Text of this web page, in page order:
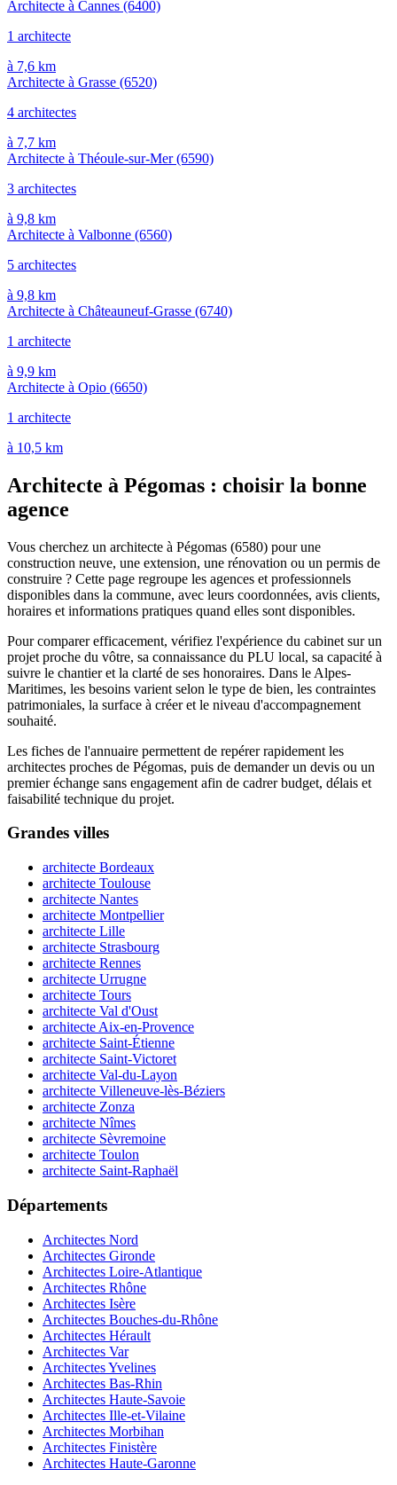
Architecte à Cannes (6400)
1 architecte
à 7,6 km
Architecte à Grasse (6520)
4 architectes
à 7,7 km
Architecte à Théoule-sur-Mer(6590)
3 architectes
à 9,8 km
Architecte à Valbonne (6560)
5 architectes
à 9,8 km
Architecte à Châteauneuf-Grasse (6740)
1 architecte
à 9,9 km
Architecte à Opio (6650)
1 architecte
à 10,5 km
Architecte à Pégomas : choisir la bonne
agence
Vous cherchez un architecte à Pégomas (6580) pour une
construction neuve, une extension, une rénovation ou un permis de
construire ? Cette page regroupe les agences et professionnels
disponibles dans la commune, avec leurs coordonnées, avis clients,
horaires et informations pratiques quand elles sont disponibles.
Pour comparer efficacement, vérifiez l'expérience du cabinet sur un
projet proche du vôtre, sa connaissance du PLU local, sa capacité à
suivre le chantier et la clarté de ses honoraires. Dans le Alpes-
Maritimes, les besoins varient selon le type de bien, les contraintes
patrimoniales, la surface à créer et le niveau d'accompagnement
souhaité.
Les fiches de l'annuaire permettent de repérer rapidement les
architectes proches de Pégomas, puis de demander un devis ou un
premier échange sans engagement afin de cadrer budget, délais et
faisabilité technique du projet.
Grandes villes
architecte Bordeaux
architecte Toulouse
architecte Nantes
architecte Montpellier
architecte Lille
architecte Strasbourg
architecte Rennes
architecte Urrugne
architecte Tours
architecte Val d'Oust
architecte Aix-en-Provence
architecte Saint-Étienne
architecte Saint-Victoret
architecte Val-du-Layon
architecte Villeneuve-lès-Béziers
architecte Zonza
architecte Nîmes
architecte Sèvremoine
architecte Toulon
architecte Saint-Raphaël
Départements
Architectes Nord
Architectes Gironde
Architectes Loire-Atlantique
Architectes Rhône
Architectes Isère
Architectes Bouches-du-Rhône
Architectes Hérault
Architectes Var
Architectes Yvelines
Architectes Bas-Rhin
Architectes Haute-Savoie
Architectes Ille-et-Vilaine
Architectes Morbihan
Architectes Finistère
Architectes Haute-Garonne